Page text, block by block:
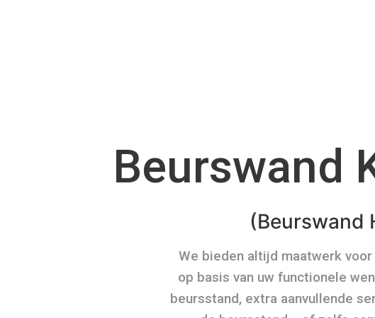
Beurswand
(Beurswand
We bieden altijd maatwerk
op basis van uw functionele
beursstand, extra aanvullende